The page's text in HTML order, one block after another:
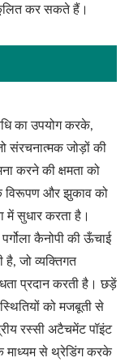
कर सकते हैं।
का उपयोग करके,
संरचनात्मक जोड़ों की
करने की क्षमता को
विरूपण और झुकाव को
में सुधार करता है।
कैनोपी की ऊँचाई
जो व्यक्तिगत
प्रदान करती है। छड़ें
को मजबूती से
रस्सी अटैचमेंट पॉइंट
माध्यम से थ्रेडिंग करके